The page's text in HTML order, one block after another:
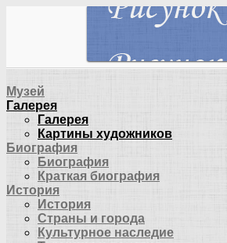
Музей
Галерея
Галерея
Картины художников
Биография
Биография
Краткая биография
История
История
Страны и города
Культурное наследие